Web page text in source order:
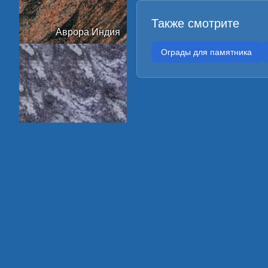
Аврора Индия
Также смотрите
Ограды для памятника